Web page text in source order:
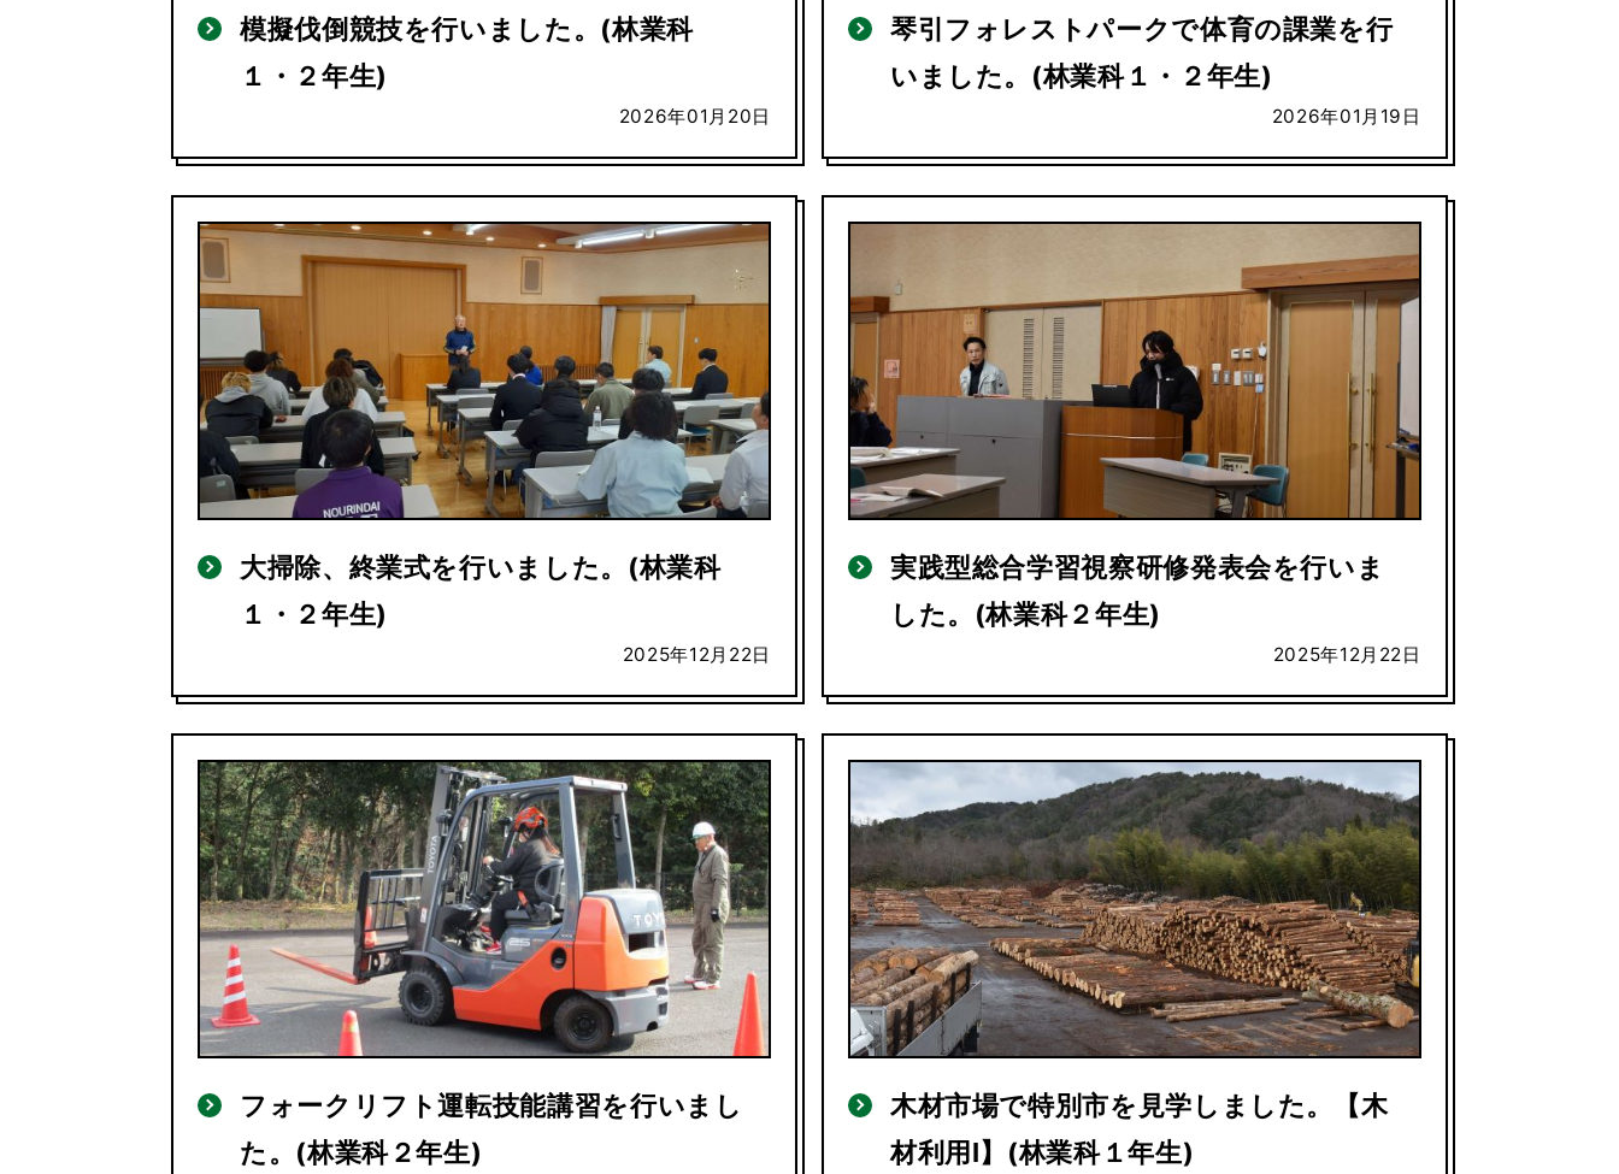
模擬伐倒競技を行いました。(林業科
１・２年生)
2026年01月20日
琴引フォレストパークで体育の課業を行
いました。(林業科１・２年生)
2026年01月19日
大掃除、終業式を行いました。(林業科
１・２年生)
2025年12月22日
実践型総合学習視察研修発表会を行いま
した。(林業科２年生)
2025年12月22日
フォークリフト運転技能講習を行いまし
た。(林業科２年生)
木材市場で特別市を見学しました。【木
材利用Ⅰ】(林業科１年生)